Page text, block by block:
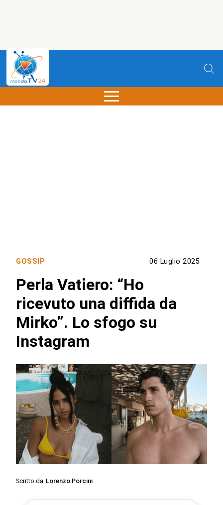
GOSSIP 06 Luglio 2025
Perla Vatiero: “Ho
ricevuto una diffida da
Mirko”. Lo sfogo su
Instagram
Scritto da Lorenzo Porcini